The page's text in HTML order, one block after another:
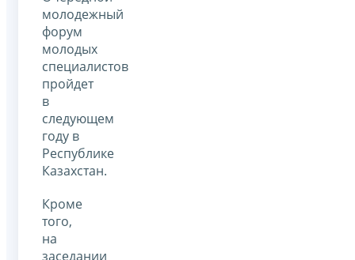
молодежный
форум
молодых
специалистов
пройдет
в
следующем
году в
Республике
Казахстан.
Кроме
того,
на
заседании